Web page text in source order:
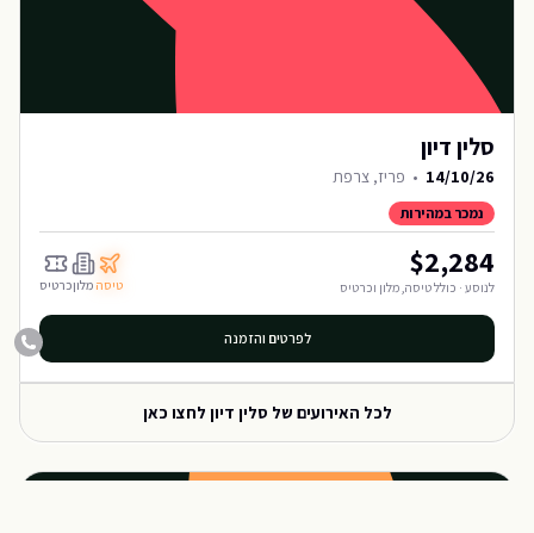
סלין דיון
14/10/26
• פריז, צרפת
נמכר במהירות
$2,284
לנוסע · כולל טיסה, מלון וכרטיס טיסה מלוןכרטיס
לפרטים והזמנה
לכל האירועים של סלין דיון לחצו כאן